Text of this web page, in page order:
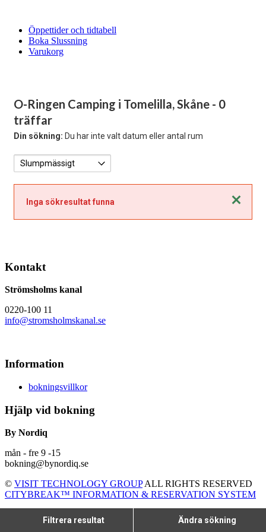
Öppettider och tidtabell
Boka Slussning
Varukorg
O-Ringen Camping i Tomelilla, Skåne - 0
träffar
Din sökning: Du har inte valt datum eller antal rum
Stäng
Inga sökresultat funna
Filtrera resultat Ändra sökning
Kontakt
Strömsholms kanal
0220-100 11
info@stromsholmskanal.se
Information
bokningsvillkor
Hjälp vid bokning
By Nordiq
mån - fre 9 -15
bokning@bynordiq.se
© VISIT TECHNOLOGY GROUPALL RIGHTS RESERVED
CITYBREAK™ INFORMATION & RESERVATION SYSTEM